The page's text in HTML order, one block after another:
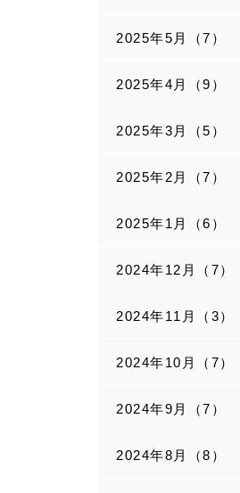
2025年5月（7）
2025年4月（9）
2025年3月（5）
2025年2月（7）
2025年1月（6）
2024年12月（7）
2024年11月（3）
2024年10月（7）
2024年9月（7）
2024年8月（8）